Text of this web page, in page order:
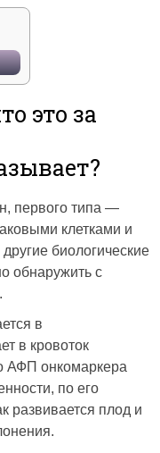
это за
первого типа —
клетками и
биологические
обнаружить с
в
в кровоток
АФП онкомаркера
по его
развивается плод и